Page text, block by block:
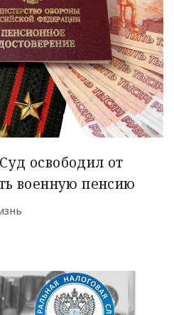
освободил от
военную пенсию